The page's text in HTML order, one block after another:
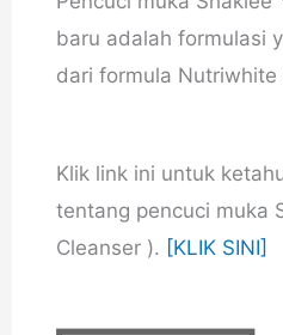
baru adalah formulasi
dari formula Nutriwhite
Klik link ini untuk
tentang pencuci muka
Cleanser ). [KLIK SINI]